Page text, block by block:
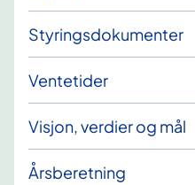
Styringsdokumenter
Ventetider
Visjon, verdier og mål
Årsberetning